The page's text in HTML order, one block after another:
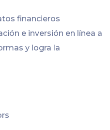
financieros
e inversión en línea a
y logra la